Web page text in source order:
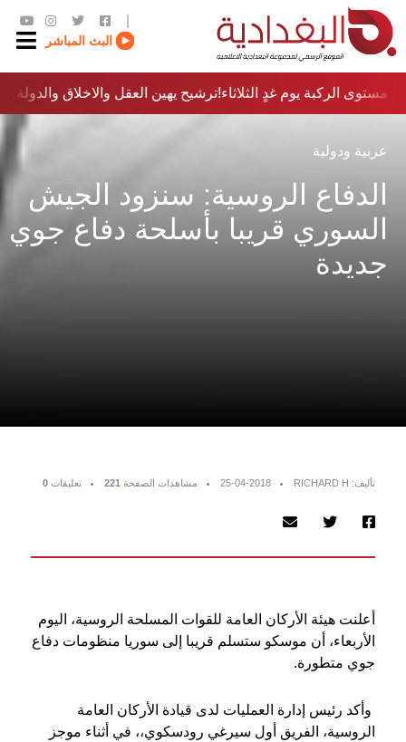
البث المباشر
ترشيح يهين العقل والاخلاق والدولة…؟!مستوى الركبة يوم غدٍ الثلاثاء
عربية ودولية
الدفاع الروسية: سنزود الجيش
السوري قريبا بأسلحة دفاع جوي
جديدة
تأليف: RICHARD H 25-04-2018 مشاهدات الصفحة 221 تعليقات 0
أعلنت هيئة الأركان العامة للقوات المسلحة الروسية، اليوم
الأربعاء، أن موسكو ستسلم قريبا إلى سوريا منظومات دفاع
جوي متطورة.
وأكد رئيس إدارة العمليات لدى قيادة الأركان العامة
الروسية، الفريق أول سيرغي رودسكوي،، في أثناء موجز